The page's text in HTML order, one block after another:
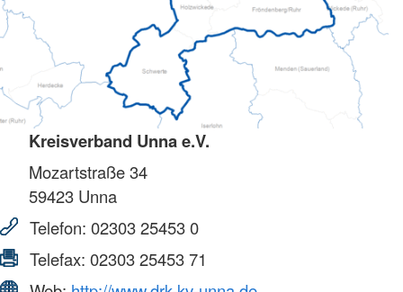
Kreisverband Unna e.V.
Mozartstraße 34
59423 Unna
Telefon: 02303 25453 0
Telefax: 02303 25453 71